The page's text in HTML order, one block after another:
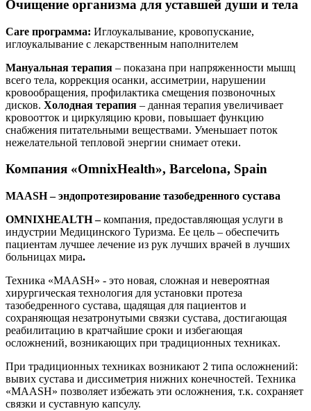
Очищение организма для уставшей души и тела
Care программа: Иглоукалывание, кровопускание,
иглоукалывание с лекарственным наполнителем
Мануальная терапия – показана при напряженности мышц
всего тела, коррекция осанки, ассиметрии, нарушении
кровообращения, профилактика смещения позвоночных
дисков. Холодная терапия – данная терапия увеличивает
кровоотток и циркуляцию крови, повышает функцию
снабжения питательными веществами. Уменьшает поток
нежелательной тепловой энергии снимает отеки.
Компания «OmnixHealth», Barcelona, Spain
MAASH– эндопротезирование тазобедренного сустава
OMNIXHEALTH–компания, предоставляющая услуги в
индустрии Медицинского Туризма. Ее цель – обеспечить
пациентам лучшее лечение из рук лучших врачей в лучших
больницах мира.
Техника «MAASH» - это новая, сложная и невероятная
хирургическая технология для установки протеза
тазобедренного сустава, щадящая для пациентов и
сохраняющая незатронутыми связки сустава, достигающая
реабилитацию в кратчайшие сроки и избегающая
осложнений, возникающих при традиционных техниках.
При традиционных техниках возникают 2 типа осложнений:
вывих сустава и диссиметрия нижних конечностей. Техника
«MAASH» позволяет избежать эти осложнения, т.к. сохраняет
связки и суставную капсулу.